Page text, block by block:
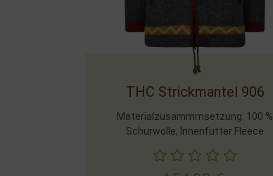
THC Strickmantel 906
Materialzusammrnsetzung: 100 %
Schurwolle, Innenfutter Fleece